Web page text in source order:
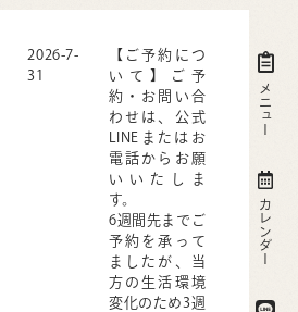
メニュー
カレンダー
2026-7-
31
【ご予約につ
いて】ご予
約・お問い合
わせは、公式
LINEまたはお
電話からお願
いいたしま
す。
6週間先までご
予約を承って
ましたが、当
方の生活環境
変化のため3週